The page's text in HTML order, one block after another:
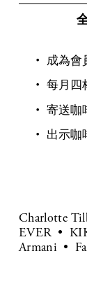
成為會
每月四
寄送咖
出示咖
Charlotte
EVER
Armani